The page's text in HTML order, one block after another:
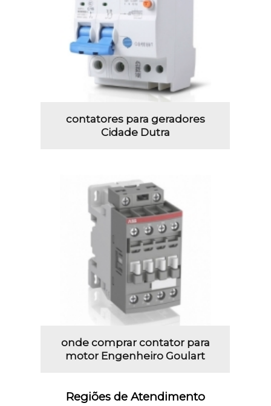
contatores para geradores
Cidade Dutra
onde comprar contator para
motor Engenheiro Goulart
Regiões de Atendimento